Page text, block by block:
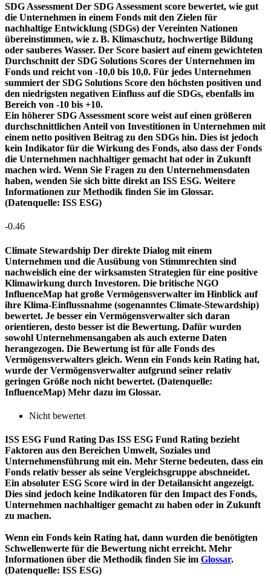
SDG Assessment Der SDG Assessment score bewertet, wie gut
die Unternehmen in einem Fonds mit den Zielen für
nachhaltige Entwicklung (SDGs) der Vereinten Nationen
übereinstimmen, wie z. B. Klimaschutz, hochwertige Bildung
oder sauberes Wasser. Der Score basiert auf einem gewichteten
Durchschnitt der SDG Solutions Scores der Unternehmen im
Fonds und reicht von -10,0 bis 10,0. Für jedes Unternehmen
summiert der SDG Solutions Score den höchsten positiven und
den niedrigsten negativen Einfluss auf die SDGs, ebenfalls im
Bereich von -10 bis +10.
Ein höherer SDG Assessment score weist auf einen größeren
durchschnittlichen Anteil von Investitionen in Unternehmen mit
einem netto positiven Beitrag zu den SDGs hin. Dies ist jedoch
kein Indikator für die Wirkung des Fonds, also dass der Fonds
die Unternehmen nachhaltiger gemacht hat oder in Zukunft
machen wird. Wenn Sie Fragen zu den Unternehmensdaten
haben, wenden Sie sich bitte direkt an ISS ESG. Weitere
Informationen zur Methodik finden Sie im Glossar.
(Datenquelle: ISS ESG)
-0.46
Climate Stewardship Der direkte Dialog mit einem
Unternehmen und die Ausübung von Stimmrechten sind
nachweislich eine der wirksamsten Strategien für eine positive
Klimawirkung durch Investoren. Die britische NGO
InfluenceMap hat große Vermögensverwalter im Hinblick auf
ihre Klima-Einflussnahme (sogenanntes Climate-Stewardship)
bewertet. Je besser ein Vermögensverwalter sich daran
orientieren, desto besser ist die Bewertung. Dafür wurden
sowohl Unternehmensangaben als auch externe Daten
herangezogen. Die Bewertung ist für alle Fonds des
Vermögensverwalters gleich. Wenn ein Fonds kein Rating hat,
wurde der Vermögensverwalter aufgrund seiner relativ
geringen Größe noch nicht bewertet. (Datenquelle:
InfluenceMap) Mehr dazu im Glossar.
Nicht bewertet
ISS ESG Fund Rating Das ISS ESG Fund Rating bezieht
Faktoren aus den Bereichen Umwelt, Soziales und
Unternehmensführung mit ein. Mehr Sterne bedeuten, dass ein
Fonds relativ besser als seine Vergleichsgruppe abschneidet.
Ein absoluter ESG Score wird in der Detailansicht angezeigt.
Dies sind jedoch keine Indikatoren für den Impact des Fonds,
Unternehmen nachhaltiger gemacht zu haben oder in Zukunft
zu machen.
Wenn ein Fonds kein Rating hat, dann wurden die benötigten
Schwellenwerte für die Bewertung nicht erreicht. Mehr
Informationen über die Methodik finden Sie im Glossar.
(Datenquelle: ISS ESG)